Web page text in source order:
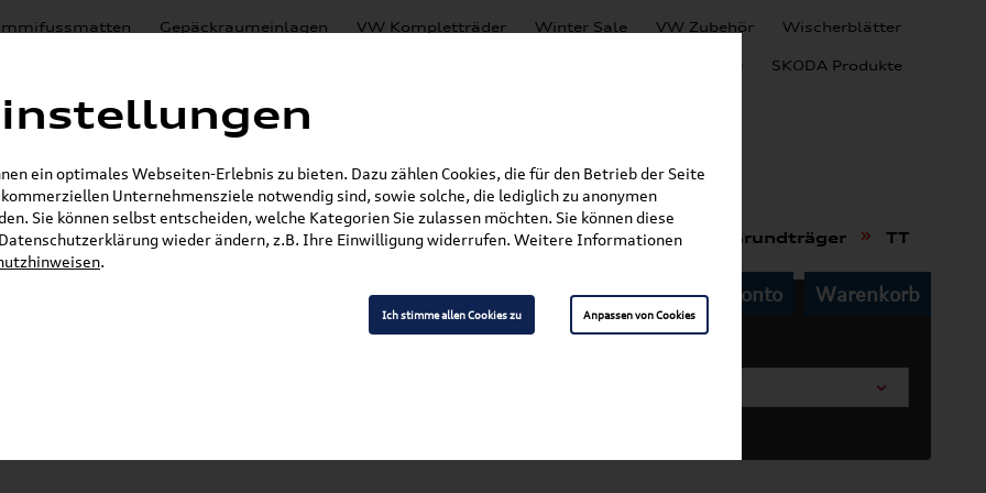
Gepäckraumeinlagen VW Kompletträder Winter Sale VW Zubehör Wischerblätter
SEAT Produkte SKODA Produkte
Lackierungen
E-Mail
Produkte » Audi Original Zubehör » Transport- & Trägersysteme Grundträger » TT
Mein Kundenkonto Warenkorb
ein optimales Webseiten-Erlebnis zu bieten. Dazu zählen Cookies, die für den Betrieb der Seite
Unternehmensziele notwendig sind, sowie solche, die lediglich zu anonymen
Sie können selbst entscheiden, welche Kategorien Sie zulassen möchten. Sie können diese
wieder ändern, z.B. Ihre Einwilligung widerrufen. Weitere Informationen
.
Ich stimme allen Cookies zu Anpassen von Cookies